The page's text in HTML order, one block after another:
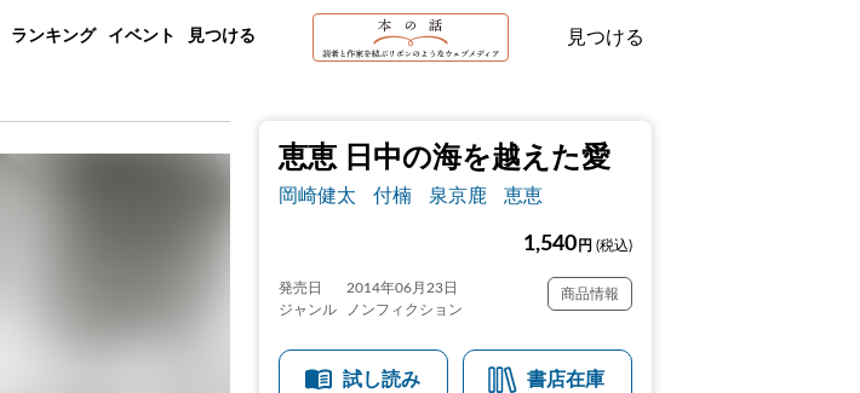
ランキング イベント 見つける 見つける
恵恵 日中の海を越えた愛
岡崎健太 付楠 泉京鹿 恵恵
1,540 円 (税込)
発売日
2014年06月23日
ジャンル
ノンフィクション
商品情報
試し読み 書店在庫